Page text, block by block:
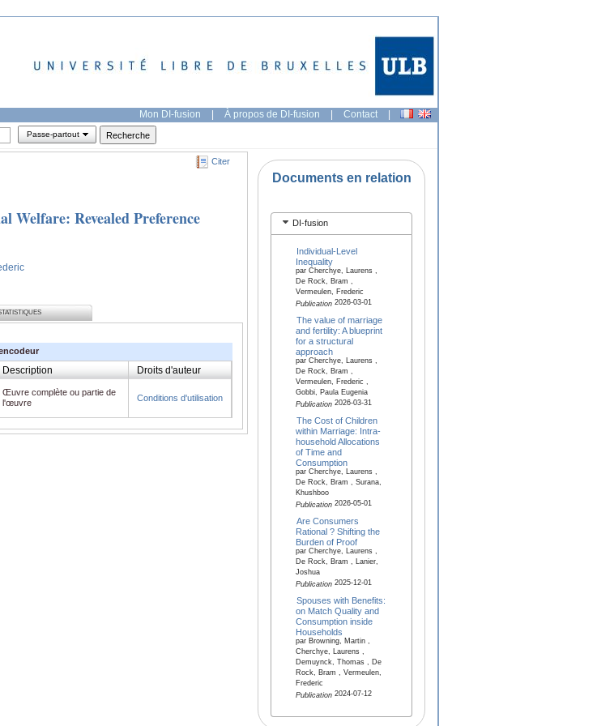
Mon DI-fusion | À propos de DI-fusion | Contact |
Passe-partout
Citer
Welfare: Revealed Preference
Description Droits d'auteur
Œuvre complète ou partie de
l'œuvre
Conditions d'utilisation
Documents en relation
DI-fusion
Individual-Level
Inequality
par Cherchye, Laurens ,
De Rock, Bram ,
Vermeulen, Frederic
Publication2026-03-01
The value of marriage
and fertility: A blueprint
for a structural
approach
par Cherchye, Laurens ,
De Rock, Bram ,
Vermeulen, Frederic ,
Gobbi, Paula Eugenia
Publication2026-03-31
The Cost of Children
within Marriage: Intra-
household Allocations
of Time and
Consumption
par Cherchye, Laurens ,
De Rock, Bram , Surana,
Khushboo
Publication2026-05-01
Are Consumers
Rational ? Shifting the
Burden of Proof
par Cherchye, Laurens ,
De Rock, Bram , Lanier,
Joshua
Publication2025-12-01
Spouses with Benefits:
on Match Quality and
Consumption inside
Households
par Browning, Martin ,
Cherchye, Laurens ,
Demuynck, Thomas , De
Rock, Bram , Vermeulen,
Frederic
Publication2024-07-12